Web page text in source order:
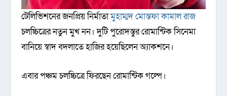
টেলিভিশনের জনপ্রিয় নির্মাতামুহাম্মদ মোস্তফা কামাল রাজ
চলচ্চিত্রের নতুন মুখ নন। দুটি পুরোদস্তুর রোমান্টিক সিনেমা
বানিয়ে স্বাদ বদলাতে হাজির হয়েছিলেন অ্যাকশনে।
এবার পঞ্চম চলচ্চিত্রে ফিরছেন রোমান্টিক গল্পে।